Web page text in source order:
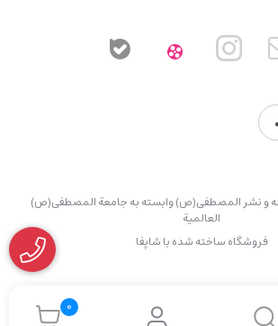
0
و نشر المصطفی(ص) وابسته به جامعة المصطفی(ص)
العالمیة
فروشگاه ساخته شده با شاپفا